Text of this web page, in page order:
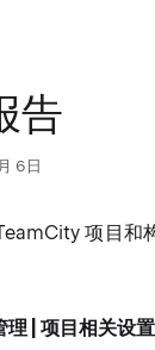
告
6日
项目和
理 | 项目相关设